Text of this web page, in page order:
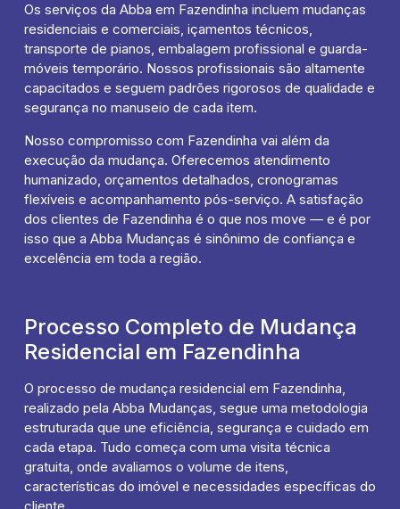
Os serviços da Abba em Fazendinha incluem mudanças
residenciais e comerciais, içamentos técnicos,
transporte de pianos, embalagem profissional e guarda-
móveis temporário. Nossos profissionais são altamente
capacitados e seguem padrões rigorosos de qualidade e
segurança no manuseio de cada item.
Nosso compromisso com Fazendinha vai além da
execução da mudança. Oferecemos atendimento
humanizado, orçamentos detalhados, cronogramas
flexíveis e acompanhamento pós-serviço. A satisfação
dos clientes de Fazendinha é o que nos move — e é por
isso que a Abba Mudanças é sinônimo de confiança e
excelência em toda a região.
Processo Completo de Mudança
Residencial em Fazendinha
O processo de mudança residencial em Fazendinha,
realizado pela Abba Mudanças, segue uma metodologia
estruturada que une eficiência, segurança e cuidado em
cada etapa. Tudo começa com uma visita técnica
gratuita, onde avaliamos o volume de itens,
características do imóvel e necessidades específicas do